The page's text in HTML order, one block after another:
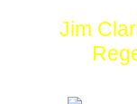
Jim